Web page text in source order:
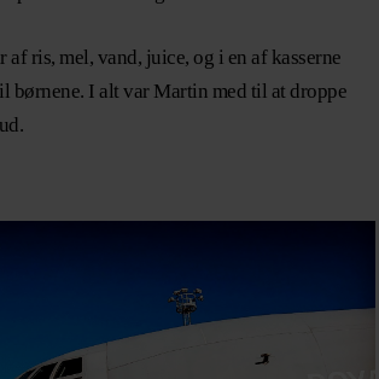
af ris, mel, vand, juice, og i en af kasserne
børnene. I alt var Martin med til at droppe